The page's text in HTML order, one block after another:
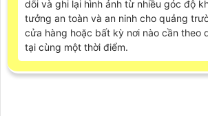
dõi và ghi lại hình ảnh từ nhiều góc độ
tưởng an toàn và an ninh cho quảng
cửa hàng hoặc bất kỳ nơi nào cần theo
tại cùng một thời điểm.